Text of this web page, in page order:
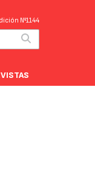
Nº1144